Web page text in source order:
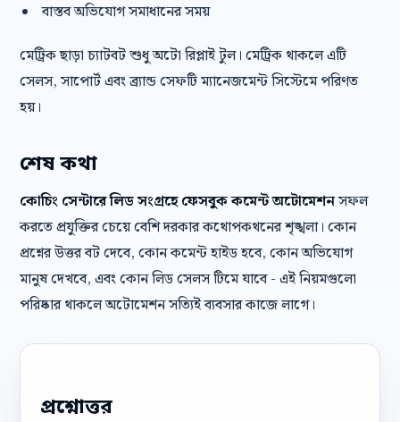
বাস্তব অভিযোগ সমাধানের সময়
মেট্রিক ছাড়া চ্যাটবট শুধু অটো রিপ্লাই টুল। মেট্রিক থাকলে এটি
সেলস, সাপোর্ট এবং ব্র্যান্ড সেফটি ম্যানেজমেন্ট সিস্টেমে পরিণত
হয়।
শেষ কথা
কোচিং সেন্টারে লিড সংগ্রহে ফেসবুক কমেন্ট অটোমেশনসফল
করতে প্রযুক্তির চেয়ে বেশি দরকার কথোপকথনের শৃঙ্খলা। কোন
প্রশ্নের উত্তর বট দেবে, কোন কমেন্ট হাইড হবে, কোন অভিযোগ
মানুষ দেখবে, এবং কোন লিড সেলস টিমে যাবে - এই নিয়মগুলো
পরিষ্কার থাকলে অটোমেশন সত্যিই ব্যবসার কাজে লাগে।
প্রশ্নোত্তর